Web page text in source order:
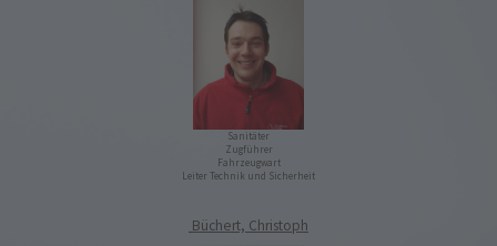
Sanitäter
Zugführer
Fahrzeugwart
Leiter Technik und Sicherheit
Büchert, Christoph